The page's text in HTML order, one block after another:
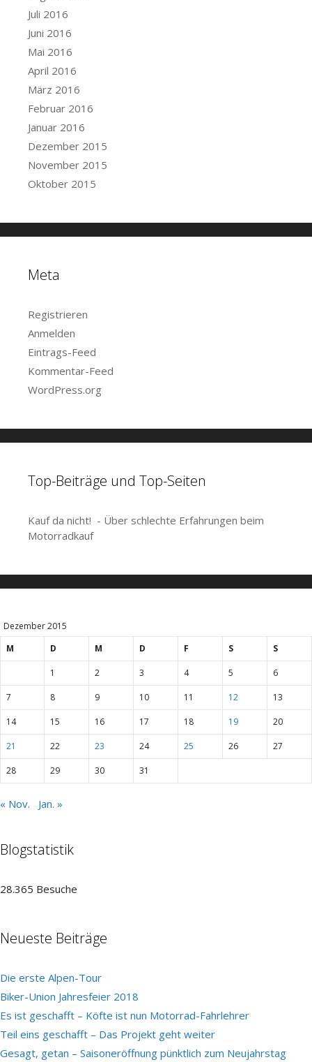
Juli 2016
Juni 2016
Mai 2016
April 2016
März 2016
Februar 2016
Januar 2016
Dezember 2015
November 2015
Oktober 2015
Meta
Registrieren
Anmelden
Eintrags-Feed
Kommentar-Feed
WordPress.org
Top-Beiträge und Top-Seiten
Kauf da nicht! - Über schlechte Erfahrungen beim
Motorradkauf
Dezember 2015
M
D M D F S S
1 2 3 4 5 6
7 8 9 10 11 12 13
14 15 16 17 18 19 20
21 22 23 24 25 26 27
28 29 30 31
« Nov. Jan. »
Blogstatistik
28.365 Besuche
Neueste Beiträge
Die erste Alpen-Tour
Biker-Union Jahresfeier 2018
Es ist geschafft – Köfte ist nun Motorrad-Fahrlehrer
Teil eins geschafft – Das Projekt geht weiter
Gesagt, getan – Saisoneröffnung pünktlich zum Neujahrstag